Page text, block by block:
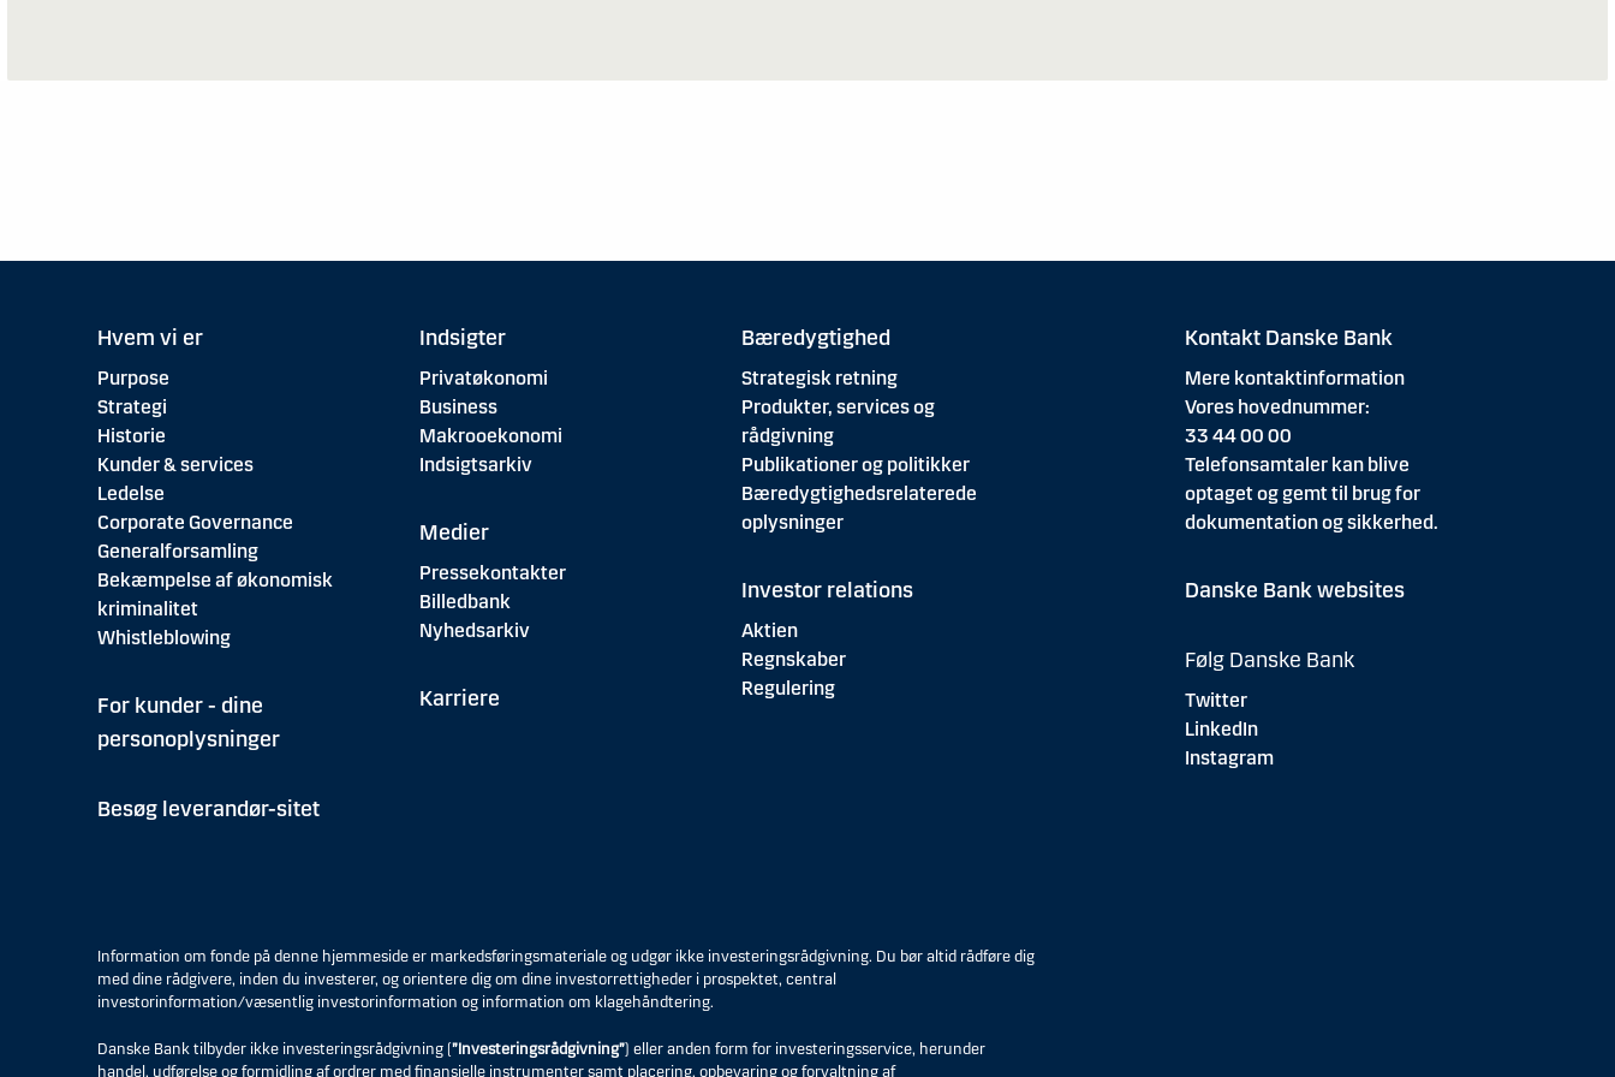
Hvem vi er
Purpose
Strategi
Historie
Kunder & services
Ledelse
Corporate Governance
Generalforsamling
Bekæmpelse af økonomisk
kriminalitet
Whistleblowing
For kunder - dine
personoplysninger
Besøg leverandør-sitet
Indsigter
Privatøkonomi
Business
Makrooekonomi
Indsigtsarkiv
Medier
Pressekontakter
Billedbank
Nyhedsarkiv
Karriere
Bæredygtighed
Strategisk retning
Produkter, services og
rådgivning
Publikationer og politikker
Bæredygtighedsrelaterede
oplysninger
Investor relations
Aktien
Regnskaber
Regulering
Kontakt Danske Bank
Mere kontaktinformation
Vores hovednummer:
33 44 00 00
Telefonsamtaler kan blive
optaget og gemt til brug for
dokumentation og sikkerhed.
Danske Bank websites
Følg Danske Bank
Twitter
LinkedIn
Instagram
Information om fonde på denne hjemmeside er markedsføringsmateriale og udgør ikke investeringsrådgivning. Du bør altid rådføre dig
med dine rådgivere, inden du investerer, og orientere dig om dine investorrettigheder i prospektet, central
investorinformation/væsentlig investorinformation og information om klagehåndtering.
Danske Bank tilbyder ikke investeringsrådgivning (”Investeringsrådgivning”) eller anden form for investeringsservice, herunder
handel, udførelse og formidling af ordrer med finansielle instrumenter samt placering, opbevaring og forvaltning af